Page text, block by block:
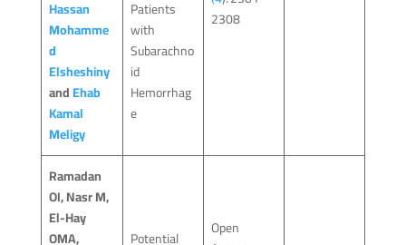
2308
Patients
with
Subarachno
id
Hemorrhag
e
Hassan
Mohamme
d
Elsheshiny
andEhab
Kamal
Meligy
Open
Potential
Ramadan
OI, Nasr M,
El-Hay
OMA,